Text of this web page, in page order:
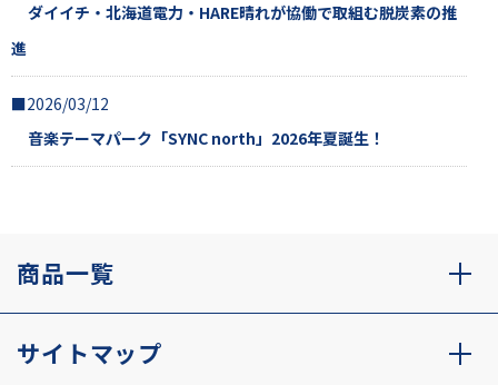
ダイイチ・北海道電力・HARE晴れが協働で取組む脱炭素の推
進
■2026/03/12
音楽テーマパーク「SYNC north」2026年夏誕生！
商品一覧
サイトマップ